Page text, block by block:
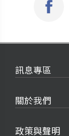
訊息專區
關於我們
政策與聲明